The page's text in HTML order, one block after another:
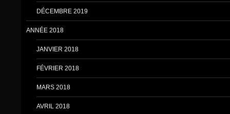
DÉCEMBRE 2019
ANNÉE 2018
JANVIER 2018
FÉVRIER 2018
MARS 2018
AVRIL 2018